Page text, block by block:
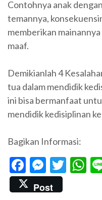
Contohnya anak
temannya,
memberikan
maaf.
Demikianlah 4
tua dalam mendidik
ini bisa bermanfaat
mendidik kedisiplinan
Bagikan Informasi:
Facebook
Post